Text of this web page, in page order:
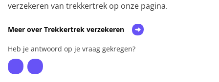
verzekeren van trekkertrek op onze pagina.
Meer over Trekkertrek verzekeren
Heb je antwoord op je vraag gekregen?